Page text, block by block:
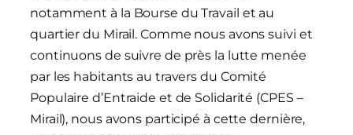
notamment à la Bourse du Travail et au
quartier du Mirail. Comme nous avons suivi et
continuons de suivre de près la lutte menée
par les habitants au travers du Comité
Populaire d’Entraide et de Solidarité (CPES –
Mirail), nous avons participé à cette dernière,